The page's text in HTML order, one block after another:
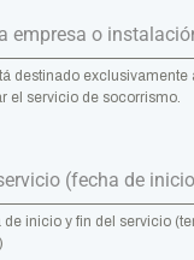
empresa o
destinado exclusivamente
el servicio de socorrismo.
(fecha de
de inicio y fin del servicio